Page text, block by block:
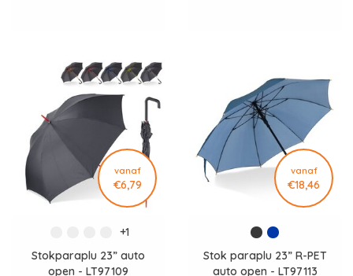
vanaf
€6,79
+1
Stokparaplu 23” auto
open - LT97109
vanaf
€18,46
Stok paraplu 23” R-PET
auto open - LT97113